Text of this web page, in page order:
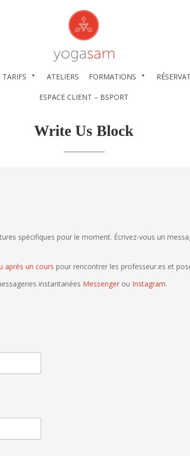
TARIFS ATELIERS FORMATIONS
ESPACE CLIENT – BSPORT
Write Us Block
spécifiques pour le moment. Écrivez-vous un
après un cours pour rencontrer les professeur.es et
instantanées Messenger ou Instagram.